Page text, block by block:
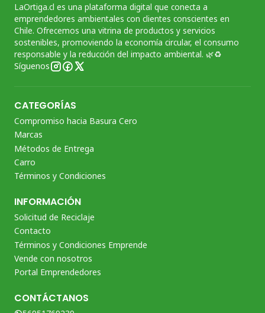
LaOrtiga.cl es una plataforma digital que conecta a
emprendedores ambientales con clientes conscientes en
Chile. Ofrecemos una vitrina de productos y servicios
sostenibles, promoviendo la economía circular, el consumo
responsable y la reducción del impacto ambiental. 🌿♻️
Síguenos
CATEGORÍAS
Compromiso hacia Basura Cero
Marcas
Métodos de Entrega
Carro
Términos y Condiciones
INFORMACIÓN
Solicitud de Reciclaje
Contacto
Términos y Condiciones Emprende
Vende con nosotros
Portal Emprendedores
CONTÁCTANOS